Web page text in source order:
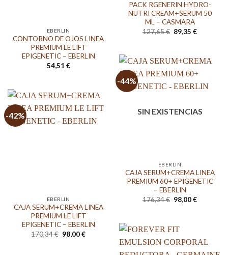
PACK RGENERIN HYDRO-
NUTRI CREAM+SERUM 50
ML – CASMARA
127,65€ El
precio
127,65 €.
89,35€El
89,35 €.
EBERLIN
CONTORNO DE OJOS LINEA
PREMIUM LE LIFT
EPIGENETIC – EBERLIN
54,51 €
-44%
SIN EXISTENCIAS
EBERLIN
CAJA SERUM+CREMA LINEA
PREMIUM 60+ EPIGENETIC
– EBERLIN
176,34€ El
precio
176,34 €.
98,00€El
-42%
EBERLIN
CAJA SERUM+CREMA LINEA
PREMIUM LE LIFT
EPIGENETIC – EBERLIN
170,34€ El
precio
98,00€El